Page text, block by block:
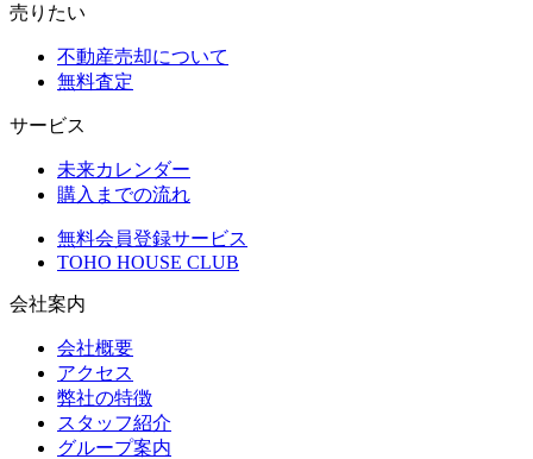
売りたい
不動産売却について
無料査定
サービス
未来カレンダー
購入までの流れ
無料会員登録サービス
TOHO HOUSE CLUB
会社案内
会社概要
アクセス
弊社の特徴
スタッフ紹介
グループ案内